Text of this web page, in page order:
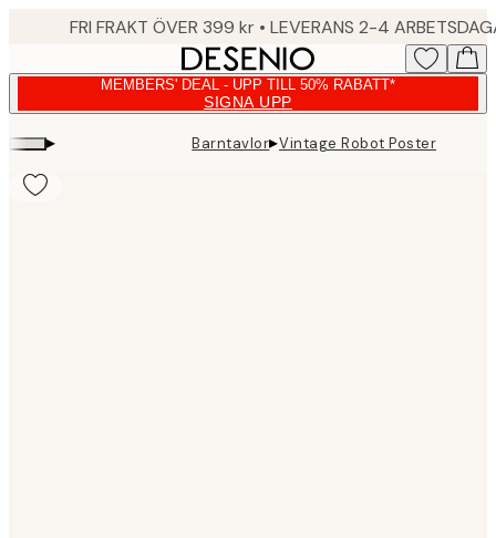
FRI FRAKT ÖVER 399 kr • LEVERANS 2-4
MEMBERS' DEAL - UPP TILL 50% RABATT*
SIGNA UPP
▸ Barntavlor▸Vintage Robot Poster